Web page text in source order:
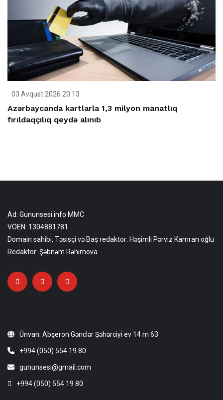
03 Avqust 2026 20:13
Azərbaycanda kartlarla 1,3 milyon manatlıq
fırıldaqçılıq qeydə alınıb
Ad: Gununsesi.info MMC
VÖEN: 1304881781
Domain sahibi, Təsisçi və Baş redaktor: Həşimli Pərviz Kamran oğlu
Redaktor: Şəbnəm Rəhimova
Ünvan: Abşeron Gənclər Şəhərciyi ev 14 m 63
+994 (050) 554 19 80
gununsesi@gmail.com
+994 (050) 554 19 80